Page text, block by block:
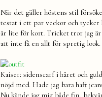
När det gäller höstens stil
testat i ett par veckor och
är lite för kort. Tricket tror jag är
att inte få en allt för spretig look.
Kaiser: sidenscarf i håret och
nöjd med. Hade jag bara haft
Nu kände jag mig både fin,